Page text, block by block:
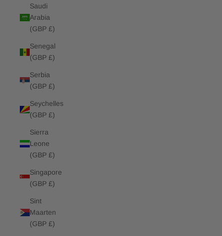
Saudi
Arabia
(GBP £)
Senegal
(GBP £)
Serbia
(GBP £)
Seychelles
(GBP £)
Sierra
Leone
(GBP £)
Singapore
(GBP £)
Sint
Maarten
(GBP £)